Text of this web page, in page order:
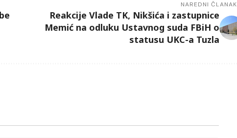
NAREDNI ČLANAK
Reakcije Vlade TK, Nikšića i zastupnice
Memić na odluku Ustavnog suda FBiH o
statusu UKC-a Tuzla